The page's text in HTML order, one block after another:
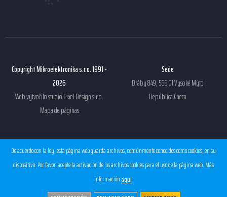
Copyright Mikroelektronika s.r.o. 1991 -
2026
Web vytvořilo studioPixel Design s.r.o.
Mapa de páginas
Sede
Dráby 849, 566 01 Vysoké Mýto
República Checa
Otros enlaces
Términos y condiciones
De acuerdo con la ley, esta página web guarda archivos, comúnmente conocidos como cookies, en su
dispositivo. Por favor, acepte la activación de los archivos cookies para el uso de la página web. Más
informaciónaquí.